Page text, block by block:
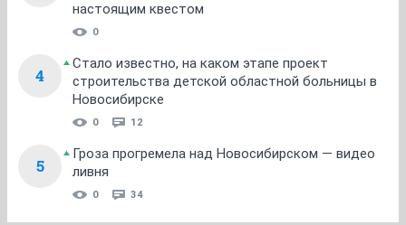
настоящим квестом
0
4
Стало известно, на каком этапе проект
строительства детской областной больницы в
Новосибирске
0 12
5
Гроза прогремела над Новосибирском — видео
ливня
0 34